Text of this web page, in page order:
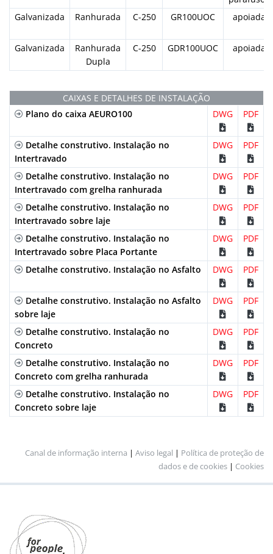
Galvanizada
Ranhurada C-250 GR100UOC apoiada
Galvanizada
Ranhurada
Dupla
C-250 GDR100UOC apoiada
CAIXAS E DETALHES DE INSTALAÇÃO
Plano do caixa AEURO100
DWG PDF
Detalhe construtivo. Instalação no
Intertravado
DWG PDF
Detalhe construtivo. Instalação no
Intertravado com grelha ranhurada
DWG PDF
Detalhe construtivo. Instalação no
Intertravado sobre laje
DWG PDF
Detalhe construtivo. Instalação no
Intertravado sobre Placa Portante
DWG PDF
Detalhe construtivo. Instalação no Asfalto DWG PDF
Detalhe construtivo. Instalação no Asfalto
sobre laje
DWG PDF
Detalhe construtivo. Instalação no
Concreto
DWG PDF
Detalhe construtivo. Instalação no
Concreto com grelha ranhurada
DWG PDF
Detalhe construtivo. Instalação no
Concreto sobre laje
DWG PDF
Canal de informação interna | Aviso legal | Política de proteção de
dados e de cookies | Cookies